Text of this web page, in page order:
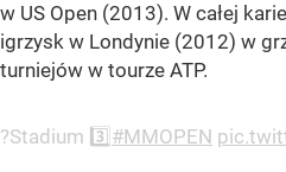
w US Open (2013). W całej
igrzysk w Londynie (2012) w
turniejów w tourze ATP.
?Stadium 3️⃣ #MMOPEN